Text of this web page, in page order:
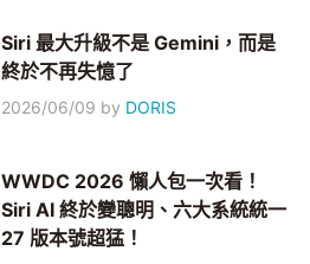
Siri 最大升級不是 Gemini，而是
終於不再失憶了
2026/06/09 by DORIS
WWDC 2026 懶人包一次看！
Siri AI 終於變聰明、六大系統統一
27 版本號超猛！